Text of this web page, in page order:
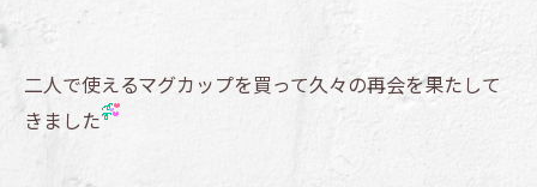
二人で使えるマグカップを買って久々の再会を果たして
きました